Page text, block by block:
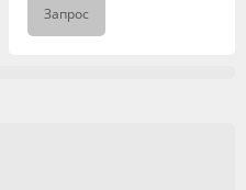
Запрос